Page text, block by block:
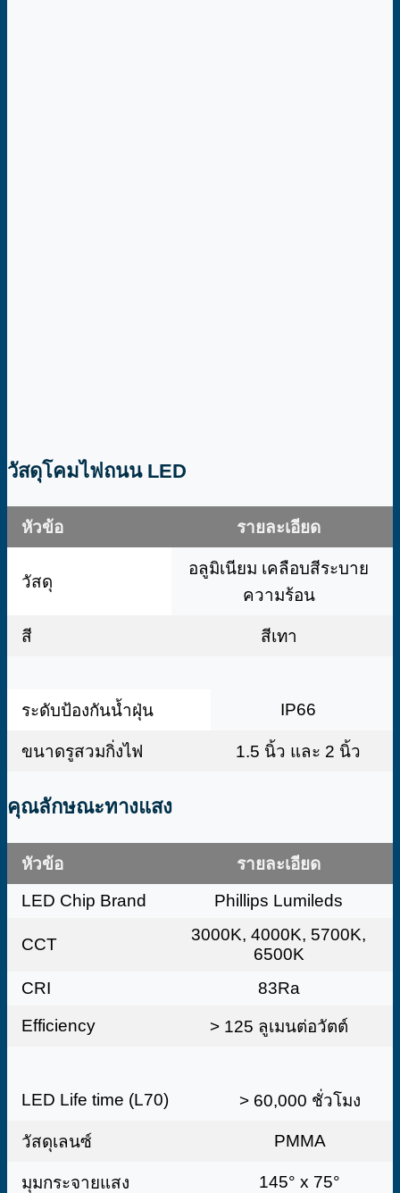
วัสดุโคมไฟถนน LED
หัวข้อ รายละเอียด
วัสดุ
อลูมิเนียม เคลือบสีระบาย
ความร้อน
สี สีเทา
ระดับป้องกันน้ำฝุ่น IP66
ขนาดรูสวมกิ่งไฟ 1.5 นิ้ว และ 2 นิ้ว
คุณลักษณะทางแสง
หัวข้อ
รายละเอียด
LED Chip Brand
Phillips Lumileds
CCT
3000K, 4000K, 5700K,
6500K
CRI
83Ra
Efficiency
> 125 ลูเมนต่อวัตต์
LED Life time (L70) > 60,000 ชั่วโมง
วัสดุเลนซ์ PMMA
มุมกระจายแสง 145° x 75°